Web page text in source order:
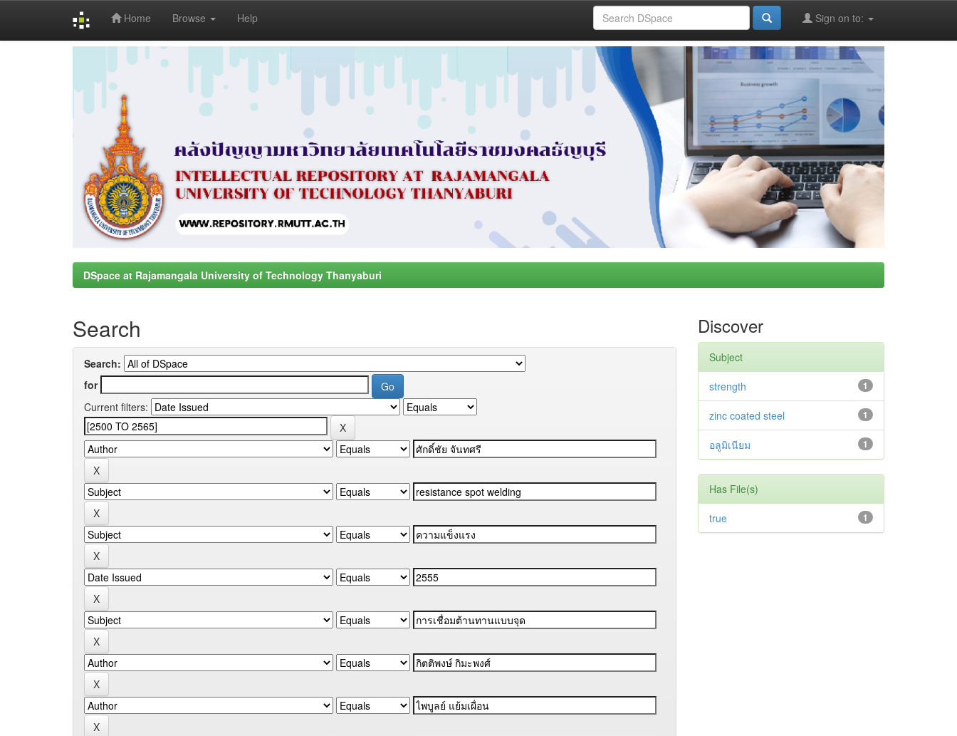
Home Browse Help Sign on to:
DSpace at Rajamangala University of Technology Thanyaburi
Search
Search:
for
Current filters:
Discover
Subject
1
strength
1
zinc coated steel
1
อลูมิเนียม
Has File(s)
1
true